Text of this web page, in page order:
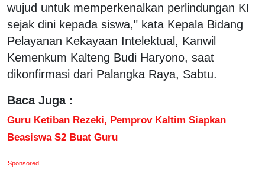
wujud untuk memperkenalkan perlindungan KI
sejak dini kepada siswa," kata Kepala Bidang
Pelayanan Kekayaan Intelektual, Kanwil
Kemenkum Kalteng Budi Haryono, saat
dikonfirmasi dari Palangka Raya, Sabtu.
Baca Juga :
Guru Ketiban Rezeki, Pemprov Kaltim Siapkan
Beasiswa S2 Buat Guru
Sponsored